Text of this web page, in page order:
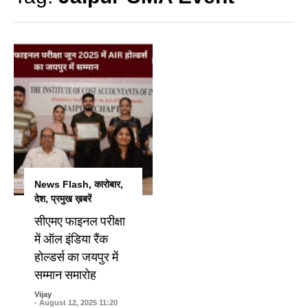
News Flash,कारोबार,
देश,प्रमुख ख़बरें
सीएमए फाइनल परीक्षा
में ऑल इंडिया रैंक
होल्डर्स का जयपुर में
सम्मान समारोह
Vijay
- August 12, 2025 11:20